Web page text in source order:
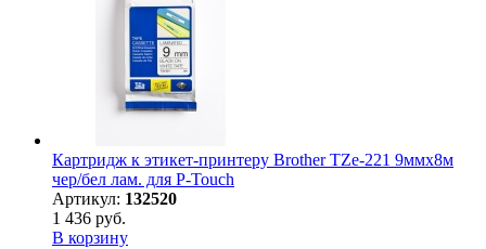
Картридж к этикет-принтеру Brother TZe-221 9ммх8м
чер/бел лам. для P-Touch
Артикул: 132520
1 436 руб.
В корзину